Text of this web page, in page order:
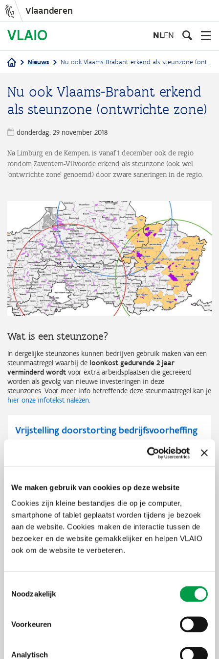
We maken gebruik van cookies op deze website
Cookies zijn kleine bestandjes die op je computer,
smartphone of tablet geplaatst worden tijdens je bezoek
aan de website. Cookies maken de interactie tussen de
bezoeker en de website gemakkelijker en helpen VLAIO
ook om de website te verbeteren.
Noodzakelijk
Voorkeuren
Analytisch
Vlaanderen
NLEN
Nieuws Nu ook Vlaams-Brabant erkend als steunzone (ontwrichte zone)
Nu ook Vlaams-Brabant erkend
als steunzone (ontwrichte zone)
donderdag, 29 november 2018
Na Limburg en de Kempen, is vanaf 1 december ook de regio
rondom Zaventem-Vilvoorde erkend als steunzone (ook wel
'ontwrichte zone' genoemd) door zware saneringen in de regio.
Wat is een steunzone?
In dergelijke steunzones kunnen bedrijven gebruik maken van een
steunmaatregel waarbij de loonkost gedurende 2 jaar
verminderd wordt voor extra arbeidsplaatsen die gecreëerd
worden als gevolg van nieuwe investeringen in deze
steunzones. Voor meer info betreffende deze steunmaatregel kan je
hier onze infotekst nalezen.
Vrijstelling doorstorting bedrijfsvoorheffing
Ondernemingen die investeren in een afgebakende steunzone
arbeidsplaats die als gevolg van deze investering werd
Vlaanderen heeft steunzones afgebakend rond Lanaken,
Turnhout-Beerse, Machelen-Vilvoorde en Wielsbeke. Lees
meer
Een steunmaatregel van FOD Financiën
Wat betekent dit voor de regio Zaventem-
Door de erkenning kan de gehele provincie Vlaams-Brabant nu ook
gebruik maken van deze steunmaatregel, alsook quasi de gehele
enkel voor bedrijven